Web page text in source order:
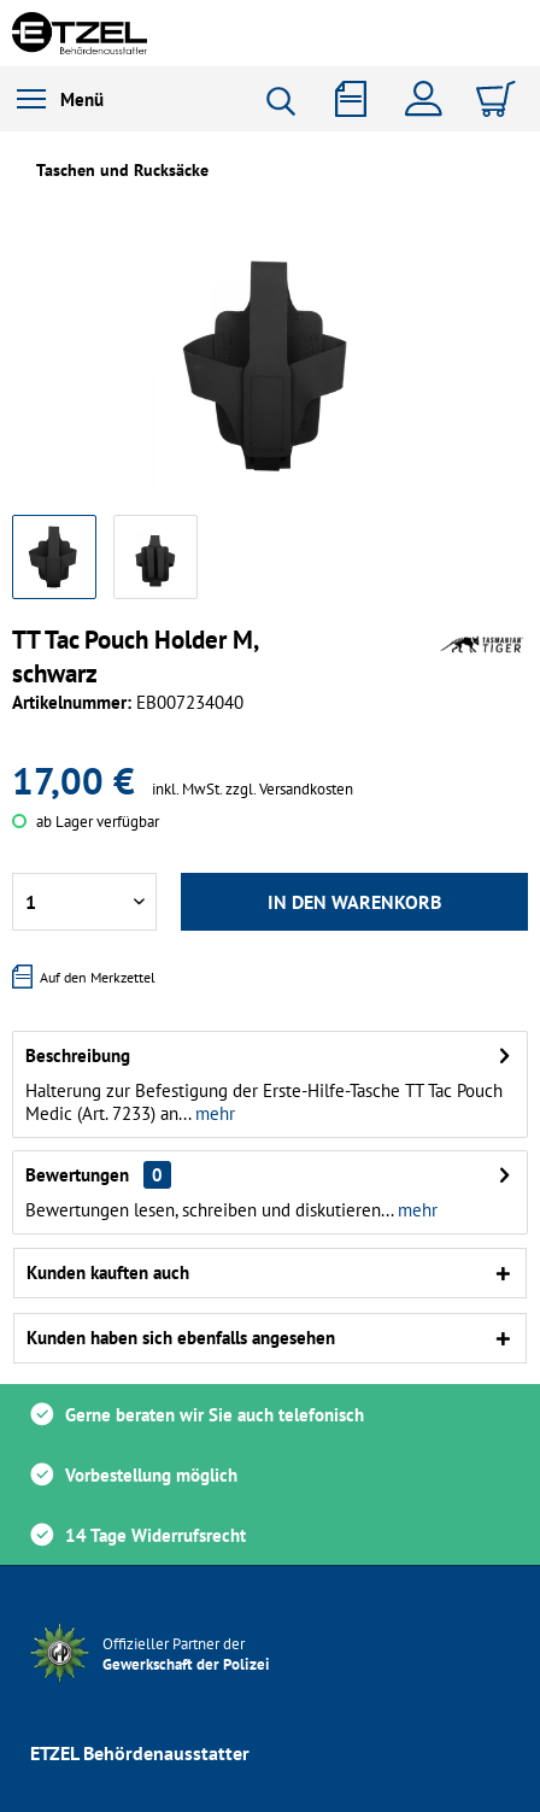
Menü
Taschen und Rucksäcke
TT Tac Pouch Holder M,
schwarz
Artikelnummer: EB007234040
17,00 € inkl. MwSt.zzgl. Versandkosten
ab Lager verfügbar
IN DEN WARENKORB
Auf den Merkzettel
Beschreibung
Halterung zur Befestigung der Erste-Hilfe-Tasche TT Tac Pouch
Medic (Art. 7233) an...mehr
Bewertungen
0
Bewertungen lesen, schreiben und diskutieren...mehr
Kunden kauften auch
Kunden haben sich ebenfalls angesehen
Gerne beraten wir Sie auch telefonisch
Vorbestellung möglich
14 Tage Widerrufsrecht
Offizieller Partner der
Gewerkschaft der Polizei
ETZEL Behördenausstatter